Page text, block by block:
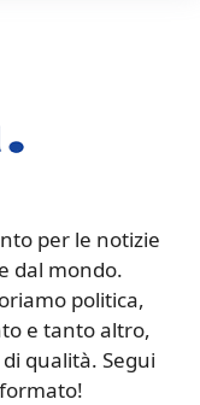
per le notizie
dal mondo.
politica,
e tanto altro,
qualità. Segui